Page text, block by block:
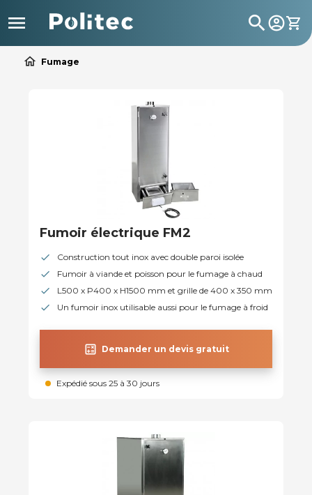
 search
home Fumage
Fumoir électrique FM2
Construction tout inox avec double paroi isolée
Fumoir à viande et poisson pour le fumage à chaud
L500 x P400 x H1500 mm et grille de 400 x 350 mm
Un fumoir inox utilisable aussi pour le fumage à froid
calculate Demander un devis gratuit
Expédié sous 25 à 30 jours